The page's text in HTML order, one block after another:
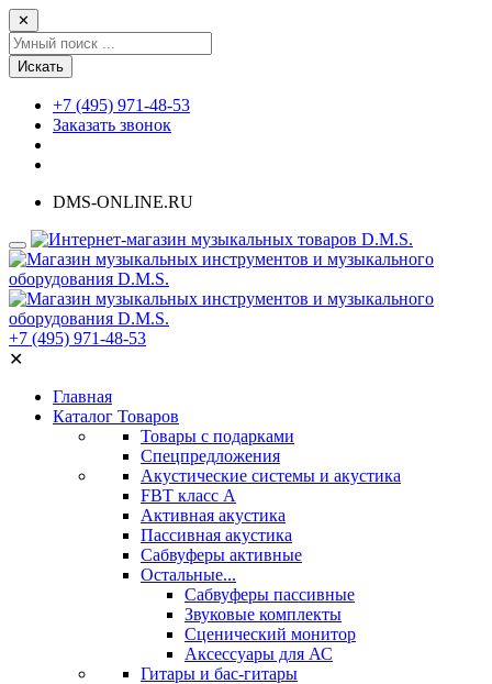
✕
Искать
+7 (495) 971-48-53
Заказать звонок
DMS-ONLINE.RU
+7 (495) 971-48-53
✕
Главная
Каталог Товаров
Товары с подарками
Спецпредложения
Акустические системы и акустика
FBT класс А
Активная акустика
Пассивная акустика
Сабвуферы активные
Остальные...
Сабвуферы пассивные
Звуковые комплекты
Сценический монитор
Аксессуары для АС
Гитары и бас-гитары